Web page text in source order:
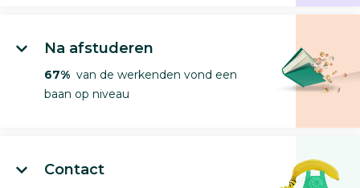
Na afstuderen
67% van de werkenden vond een
baan op niveau
Contact